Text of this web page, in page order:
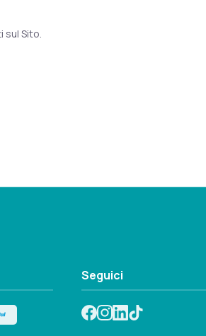
Sito.
Seguici